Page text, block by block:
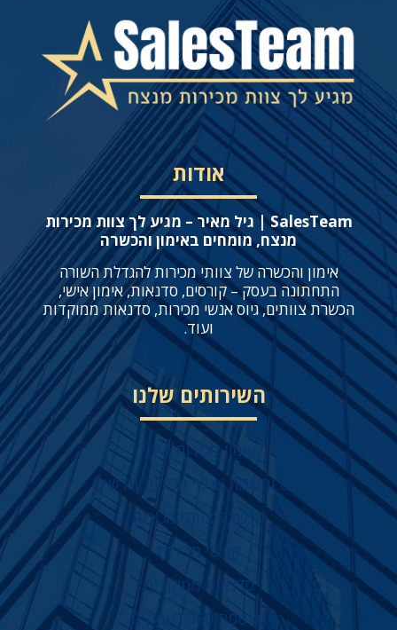
אודות
SalesTeam | גיל מאיר – מגיע לך צוות מכירות
מנצח, מומחים באימון והכשרה
אימון והכשרה של צוותי מכירות להגדלת השורה
התחתונה בעסק – קורסים, סדנאות, אימון אישי,
הכשרת צוותים, גיוס אנשי מכירות, סדנאות ממוקדות
ועוד.
השירותים שלנו
אימון מכירות אישי
גיוס והשמת אנשי מכירות חדשים
הכשרת צוותי מכירות
קורסי מכירות
סדנאות ממוקדות
מעטפת 360 לעסקים